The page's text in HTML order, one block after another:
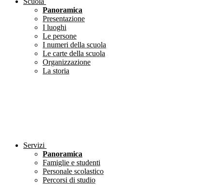
Panoramica
Presentazione
I luoghi
Le persone
I numeri della scuola
Le carte della scuola
Organizzazione
La storia
Servizi
Panoramica
Famiglie e studenti
Personale scolastico
Percorsi di studio